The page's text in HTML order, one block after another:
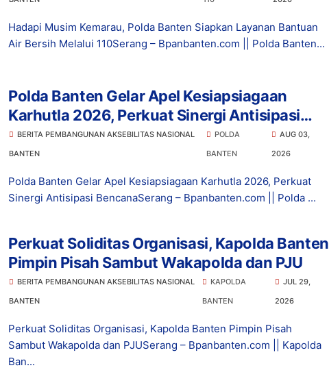
Hadapi Musim Kemarau, Polda Banten Siapkan Layanan Bantuan
Air Bersih Melalui 110Serang – Bpanbanten.com || Polda Banten...
Polda Banten Gelar Apel Kesiapsiagaan
Karhutla 2026, Perkuat Sinergi Antisipasi
Bencana
BERITA PEMBANGUNAN AKSEBILITAS NASIONAL
BANTEN
POLDA
BANTEN
AUG 03,
2026
Polda Banten Gelar Apel Kesiapsiagaan Karhutla 2026, Perkuat
Sinergi Antisipasi BencanaSerang – Bpanbanten.com || Polda ...
Perkuat Soliditas Organisasi, Kapolda Banten
Pimpin Pisah Sambut Wakapolda dan PJU
BERITA PEMBANGUNAN AKSEBILITAS NASIONAL
BANTEN
KAPOLDA
BANTEN
JUL 29,
2026
Perkuat Soliditas Organisasi, Kapolda Banten Pimpin Pisah
Sambut Wakapolda dan PJUSerang – Bpanbanten.com || Kapolda
Ban...